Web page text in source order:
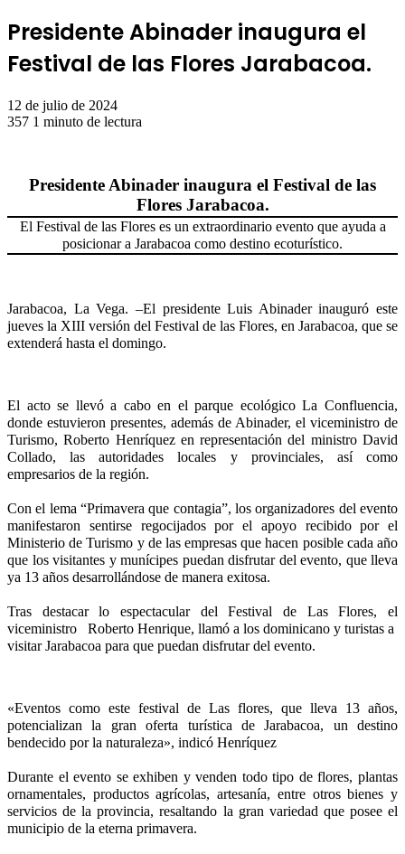
Presidente Abinader inaugura el
Festival de las Flores Jarabacoa.
12 de julio de 2024
357 1 minuto de lectura
Presidente Abinader inaugura el Festival de las
Flores Jarabacoa.
El Festival de las Flores es un extraordinario evento que ayuda a
posicionar a Jarabacoa como destino ecoturístico.
Jarabacoa, La Vega. –El presidente Luis Abinader inauguró este
jueves la XIII versión del Festival de las Flores, en Jarabacoa, que se
extenderá hasta el domingo.
El acto se llevó a cabo en el parque ecológico La Confluencia,
donde estuvieron presentes, además de Abinader, el viceministro de
Turismo, Roberto Henríquez en representación del ministro David
Collado, las autoridades locales y provinciales, así como
empresarios de la región.
Con el lema “Primavera que contagia”, los organizadores del evento
manifestaron sentirse regocijados por el apoyo recibido por el
Ministerio de Turismo y de las empresas que hacen posible cada año
que los visitantes y munícipes puedan disfrutar del evento, que lleva
ya 13 años desarrollándose de manera exitosa.
Tras destacar lo espectacular del Festival de Las Flores, el
viceministro Roberto Henrique, llamó a los dominicano y turistas a
visitar Jarabacoa para que puedan disfrutar del evento.
«Eventos como este festival de Las flores, que lleva 13 años,
potencializan la gran oferta turística de Jarabacoa, un destino
bendecido por la naturaleza», indicó Henríquez
Durante el evento se exhiben y venden todo tipo de flores, plantas
ornamentales, productos agrícolas, artesanía, entre otros bienes y
servicios de la provincia, resaltando la gran variedad que posee el
municipio de la eterna primavera.